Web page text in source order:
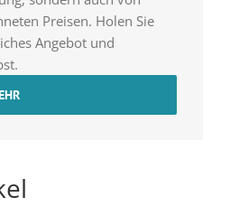
Preisen. Holen Sie
Angebot und